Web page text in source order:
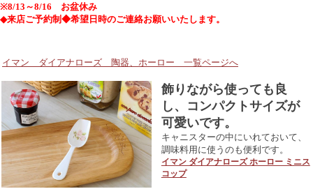
※8/13～8/16 お盆休み
◆来店ご予約制◆希望日時のご連絡お願いいたします。
イマン ダイアナローズ 陶器、ホーロー 一覧ページへ
飾りながら使っても良
し、コンパクトサイズが
可愛いです。
キャニスターの中にいれておいて、
調味料用に使うのも便利です。
イマン ダイアナローズ ホーロー ミニス
コップ